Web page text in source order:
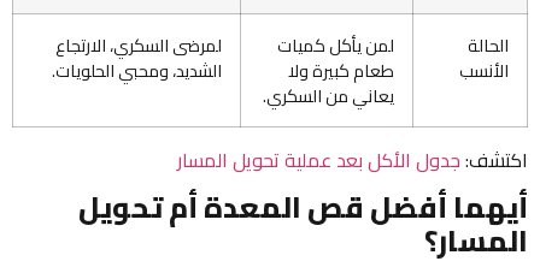
الحالة
الأنسب
لمن يأكل كميات
طعام كبيرة ولا
يعاني من السكري.
لمرضى السكري، الارتجاع
الشديد، ومحبي الحلويات.
اكتشف:جدول الأكل بعد عملية تحويل المسار
أيهما أفضل قص المعدة أم تحويل
المسار؟